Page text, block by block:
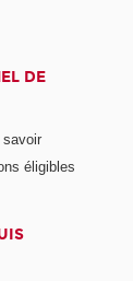
DE
savoir
éligibles